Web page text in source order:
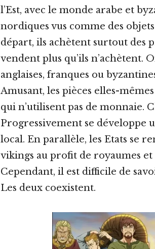
l’Est, avec le monde arabe et
nordiques vus comme des
départ, ils achètent surtout des
vendent plus qu’ils n’achètent.
anglaises, franques ou
Amusant, les pièces elles-
qui n’utilisent pas de monnaie.
Progressivement se développe
local. En parallèle, les Etats se
vikings au profit de royaumes et
Cependant, il est difficile de
Les deux coexistent.